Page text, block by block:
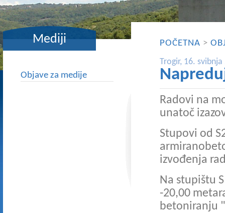
Mediji
Objave za medije
POČETNA >
Trogir, 16. svibnja
Radovi na
unatoč
Stupovi od
izvođenja
Na stupištu
-20,00
betoniranju